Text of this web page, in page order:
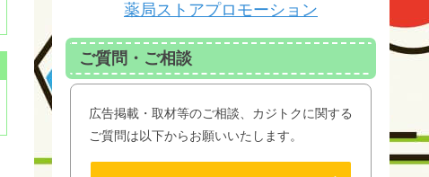
薬局ストアプロモーション
ご質問・ご相談
広告掲載・取材等のご相談、カジトクに関する
ご質問は以下からお願いいたします。